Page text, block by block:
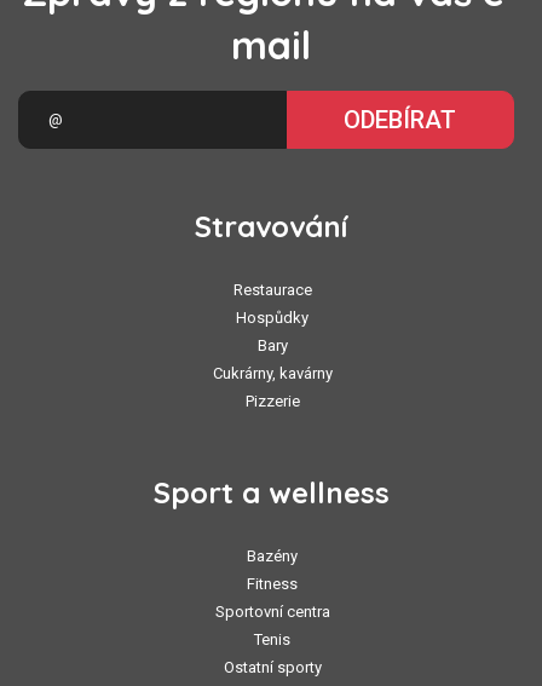
mail
ODEBÍRAT
Stravování
Restaurace
Hospůdky
Bary
Cukrárny, kavárny
Pizzerie
Sport a wellness
Bazény
Fitness
Sportovní centra
Tenis
Ostatní sporty